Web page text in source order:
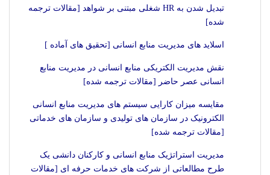
تبدیل شدن به HR شغلی مبتنی بر شواهد [مقالات ترجمه
شده]
اسلاید های مدیریت منابع انسانی [تحقیق های آماده ]
نقش مدیریت الکتریکی منابع انسانی در مدیریت منابع
انسانی عصر حاضر [مقالات ترجمه شده]
مقایسه میزان کارایی سیستم های مدیریت منابع انسانی
الکترونیک در سازمان های تولیدی و سازمان های خدماتی
[مقالات ترجمه شده]
مدیریت استراتژیک منابع انسانی و کارکنان دانشی یک
طرح مطالعاتی از شرکت های خدمات حرفه ای [مقالات